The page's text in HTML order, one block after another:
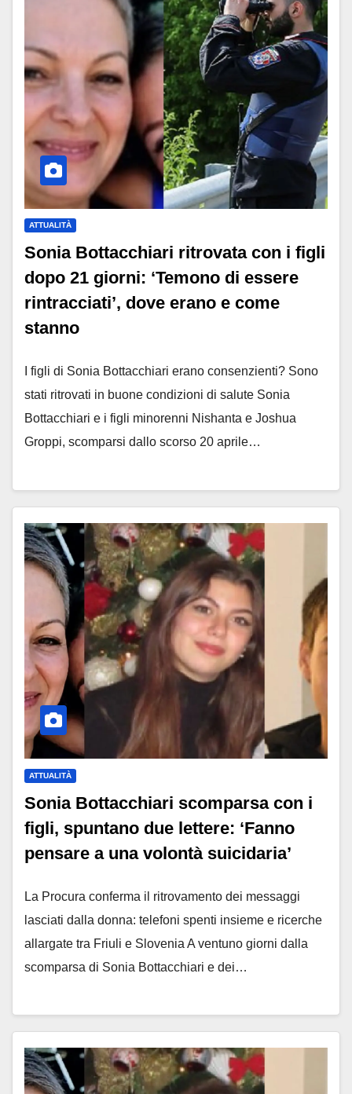
ATTUALITÀ
Sonia Bottacchiari ritrovata con i figli
dopo 21 giorni: ‘Temono di essere
rintracciati’, dove erano e come
stanno
I figli di Sonia Bottacchiari erano consenzienti? Sono
stati ritrovati in buone condizioni di salute Sonia
Bottacchiari e i figli minorenni Nishanta e Joshua
Groppi, scomparsi dallo scorso 20 aprile…
ATTUALITÀ
Sonia Bottacchiari scomparsa con i
figli, spuntano due lettere: ‘Fanno
pensare a una volontà suicidaria’
La Procura conferma il ritrovamento dei messaggi
lasciati dalla donna: telefoni spenti insieme e ricerche
allargate tra Friuli e Slovenia A ventuno giorni dalla
scomparsa di Sonia Bottacchiari e dei…